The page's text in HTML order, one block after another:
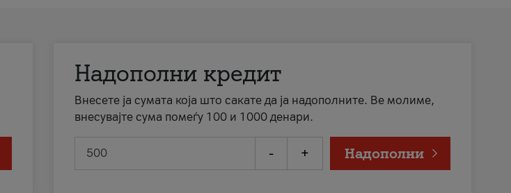
Надополни кредит
Внесете ја сумата која што сакате да ја надополните. Ве молиме,
внесувајте сума помеѓу 100 и 1000 денари.
- + Надополни